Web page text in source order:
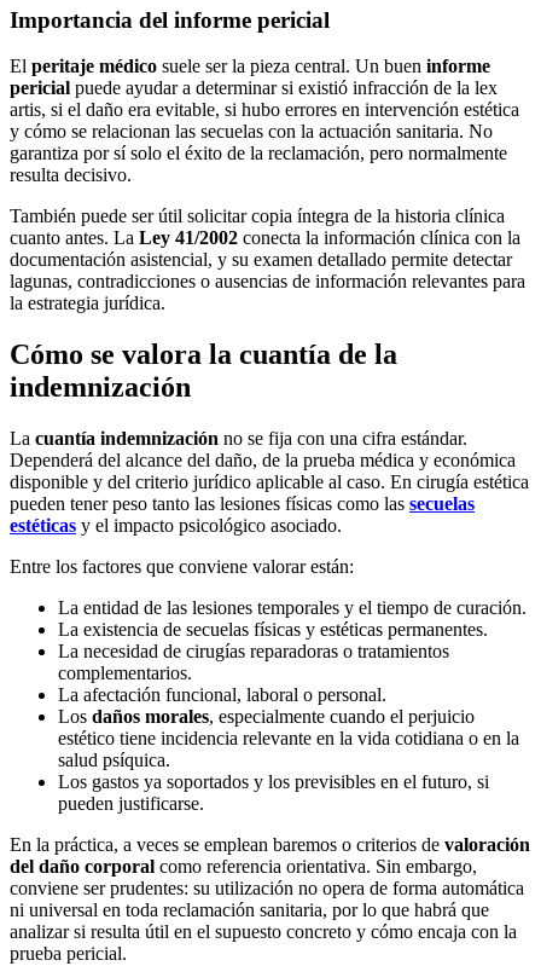
Importancia del informe pericial
El peritaje médico suele ser la pieza central. Un buen informe
pericial puede ayudar a determinar si existió infracción de la lex
artis, si el daño era evitable, si hubo errores en intervención estética
y cómo se relacionan las secuelas con la actuación sanitaria. No
garantiza por sí solo el éxito de la reclamación, pero normalmente
resulta decisivo.
También puede ser útil solicitar copia íntegra de la historia clínica
cuanto antes. La Ley 41/2002 conecta la información clínica con la
documentación asistencial, y su examen detallado permite detectar
lagunas, contradicciones o ausencias de información relevantes para
la estrategia jurídica.
Cómo se valora la cuantía de la
indemnización
La cuantía indemnización no se fija con una cifra estándar.
Dependerá del alcance del daño, de la prueba médica y económica
disponible y del criterio jurídico aplicable al caso. En cirugía estética
pueden tener peso tanto las lesiones físicas como las secuelas
estéticas y el impacto psicológico asociado.
Entre los factores que conviene valorar están:
La entidad de las lesiones temporales y el tiempo de curación.
La existencia de secuelas físicas y estéticas permanentes.
La necesidad de cirugías reparadoras o tratamientos
complementarios.
La afectación funcional, laboral o personal.
Los daños morales, especialmente cuando el perjuicio
estético tiene incidencia relevante en la vida cotidiana o en la
salud psíquica.
Los gastos ya soportados y los previsibles en el futuro, si
pueden justificarse.
En la práctica, a veces se emplean baremos o criterios de valoración
del daño corporal como referencia orientativa. Sin embargo,
conviene ser prudentes: su utilización no opera de forma automática
ni universal en toda reclamación sanitaria, por lo que habrá que
analizar si resulta útil en el supuesto concreto y cómo encaja con la
prueba pericial.